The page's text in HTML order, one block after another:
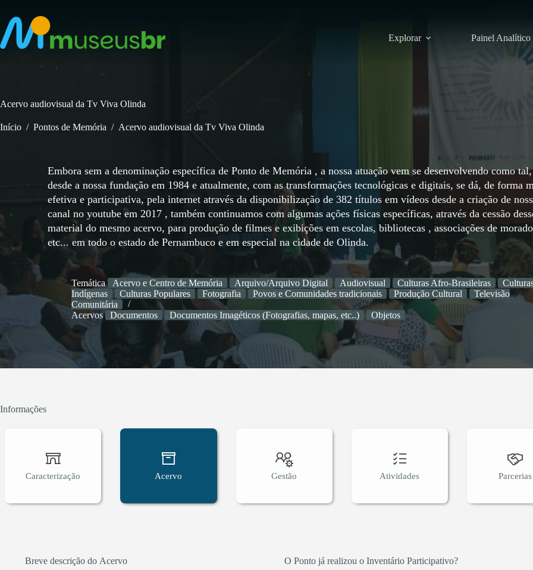
para
conteúdo
Explorar Painel Analítico
Acervo audiovisual da Tv Viva Olinda
Início / Pontos de Memória / Acervo audiovisual da Tv Viva Olinda
Embora sem a denominação específica de Ponto de Memória , a nossa atuação vem se desenvolvendo como tal,
desde a nossa fundação em 1984 e atualmente, com as transformações tecnológicas e digitais, se dá, de forma
efetiva e participativa, pela internet através da disponibilização de 382 títulos em vídeos desde a criação de
canal no youtube em 2017 , também continuamos com algumas ações físicas específicas, através da cessão
material do mesmo acervo, para produção de filmes e exibições em escolas, bibliotecas , associações de
etc... em todo o estado de Pernambuco e em especial na cidade de Olinda.
Temática Acervo e Centro de Memória Arquivo/Arquivo Digital Audiovisual Culturas Afro-Brasileiras
Indígenas
Culturas Populares Fotografia Povos e Comunidades tradicionais Produção Cultural
Televisão
Comunitária
Acervos
Documentos Documentos Imagéticos (Fotografias, mapas, etc..) Objetos
Informações
Caracterização Acervo
Breve descrição do Acervo
O Ponto já realizou o Inventário Participativo?
Gestão Atividades Parcerias